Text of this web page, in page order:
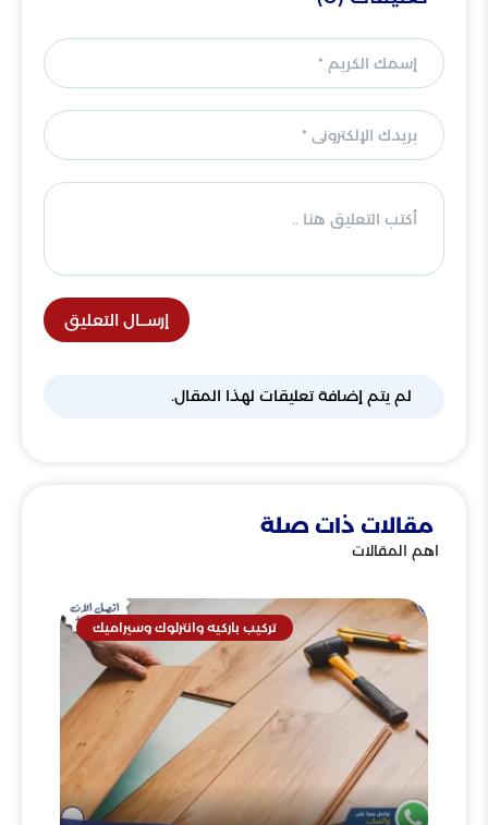
إرســال التعليق
لم يتم إضافة تعليقات لهذا المقال.
مقالات ذات صلة
اهم المقالات
تركيب باركيه وانترلوك وسيراميك